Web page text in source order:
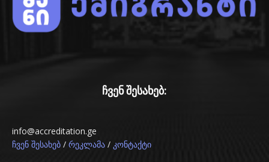
ჩვენ შესახებ:
info@accreditation.ge
ჩვენ შესახებ / რეკლამა / კონტაქტი